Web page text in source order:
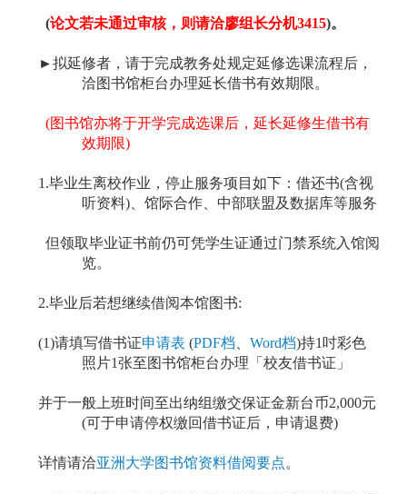
(论文若未通过审核，则请洽廖组长分机3415)。
►拟延修者，请于完成教务处规定延修选课流程后，
洽图书馆柜台办理延长借书有效期限。
(图书馆亦将于开学完成选课后，延长延修生借书有
效期限)
1 .毕业生离校作业，停止服务项目如下：借还书(含视
听资料)、馆际合作、中部联盟及数据库等服务
但领取毕业证书前仍可凭学生证通过门禁系统入馆阅
览。
2.毕业后若想继续借阅本馆图书:
(1)请填写借书证申请表 (PDF档 Word档)持1吋彩色
照片1张至图书馆柜台办理「校友借书证」
并于一般上班时间至出纳组缴交保证金新台币2,000元
(可于申请停权缴回借书证后，申请退费)
详情请洽亚洲大学图书馆资料借阅要点。